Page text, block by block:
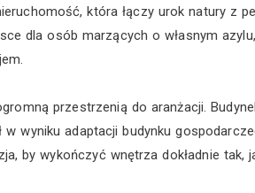
która łączy urok natury z
dla osób marzących o własnym
przestrzenią do aranżacji.
w wyniku adaptacji budynku
by wykończyć wnętrza dokładnie tak,